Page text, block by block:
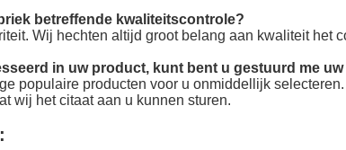
betreffende kwaliteitscontrole?
Wij hechten altijd groot belang aan kwaliteit het
in uw product, kunt bent u gestuurd me
populaire producten voor u onmiddellijk
wij het citaat aan u kunnen sturen.